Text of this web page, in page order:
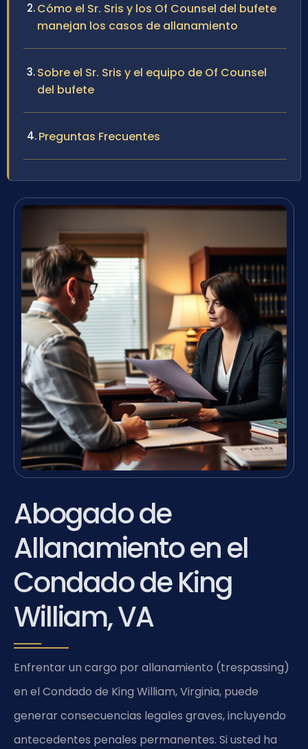
Cómo el Sr. Sris y los Of Counsel del bufete
manejan los casos de allanamiento
Sobre el Sr. Sris y el equipo de Of Counsel
del bufete
Preguntas Frecuentes
Abogado de
Allanamiento en el
Condado de King
William, VA
Enfrentar un cargo por allanamiento (trespassing)
en el Condado de King William, Virginia, puede
generar consecuencias legales graves, incluyendo
antecedentes penales permanentes. Si usted ha